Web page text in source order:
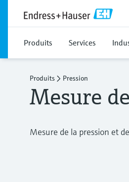
Produits Services
Produits Pression
Mesure
Mesure de la pression et